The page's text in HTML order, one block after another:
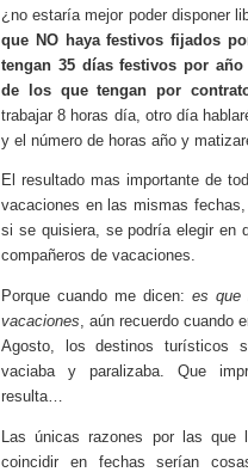
¿no estaría mejor poder disponer
que NO haya festivos fijados
tengan 35 días festivos por
de los que tengan por
trabajar 8 horas día, otro día
y el número de horas año y
El resultado mas importante de
vacaciones en las mismas
si se quisiera, se podría elegir en
compañeros de vacaciones.
Porque cuando me dicen: es que
vacaciones, aún recuerdo cuando
Agosto, los destinos turísticos
vaciaba y paralizaba. Que
resulta…
Las únicas razones por las
coincidir en fechas serían